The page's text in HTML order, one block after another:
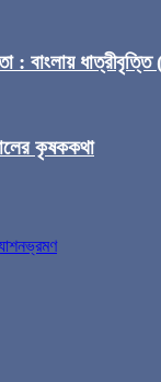
: বাংলায়
কৃষককথা
ভ্রমণ